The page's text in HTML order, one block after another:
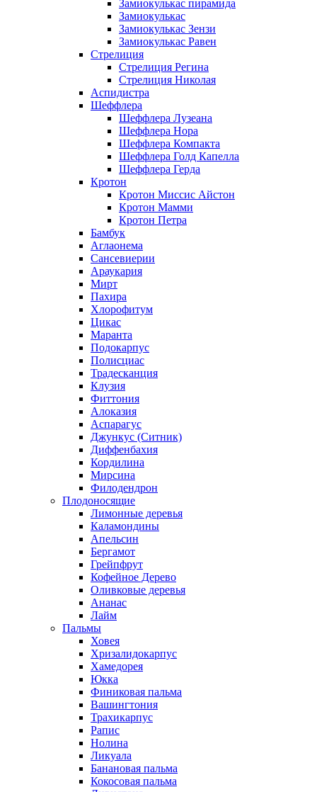
Замиокулькас пирамида
Замиокулькас
Замиокулькас Зензи
Замиокулькас Равен
Стрелиция
Стрелиция Регина
Стрелиция Николая
Аспидистра
Шеффлера
Шеффлера Лузеана
Шеффлера Нора
Шеффлера Компакта
Шеффлера Голд Капелла
Шеффлера Герда
Кротон
Кротон Миссис Айстон
Кротон Мамми
Кротон Петра
Бамбук
Аглаонема
Сансевиерии
Араукария
Мирт
Пахира
Хлорофитум
Цикас
Маранта
Подокарпус
Полисциас
Традесканция
Клузия
Фиттония
Алоказия
Аспарагус
Джункус (Ситник)
Диффенбахия
Кордилина
Мирсина
Филодендрон
Плодоносящие
Лимонные деревья
Каламондины
Апельсин
Бергамот
Грейпфрут
Кофейное Дерево
Оливковые деревья
Ананас
Лайм
Пальмы
Ховея
Хризалидокарпус
Хамедорея
Юкка
Финиковая пальма
Вашингтония
Трахикарпус
Рапис
Нолина
Ликуала
Банановая пальма
Кокосовая пальма